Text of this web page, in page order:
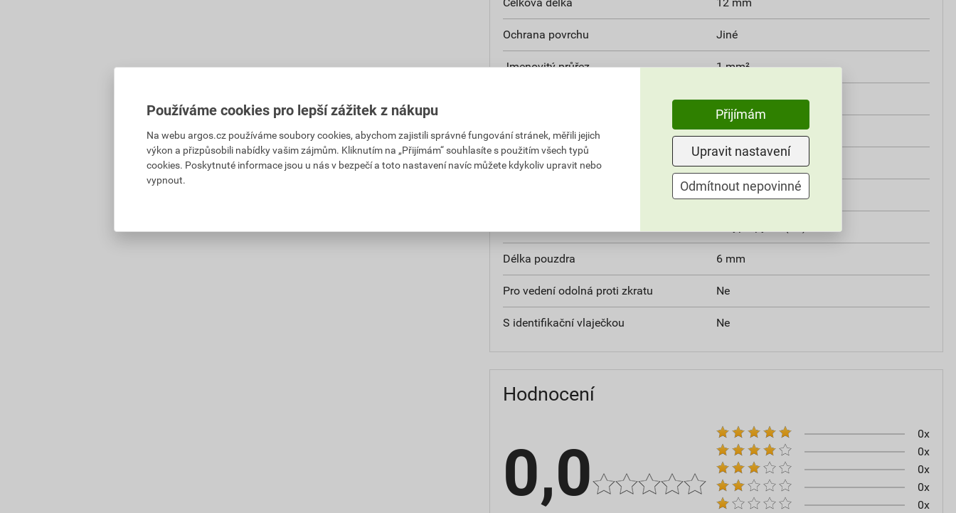
Ochrana povrchu Jiné
Jmenovitý průřez 1 mm²
16
Izolované Ano
Konstrukce
Ne
Délka pouzdra 6 mm
Pro vedení odolná proti zkratu Ne
S identifikační vlaječkou Ne
Hodnocení
0,0
0x
0x
0x
0x
0x
Používáme cookies pro lepší zážitek z nákupu
Na webu argos.cz používáme soubory cookies, abychom zajistili správné fungování stránek, měřili jejich
výkon a přizpůsobili nabídky vašim zájmům. Kliknutím na „Přijímám“ souhlasíte s použitím všech typů
cookies. Poskytnuté informace jsou u nás v bezpečí a toto nastavení navíc můžete kdykoliv upravit nebo
vypnout.
Přijímám
Upravit nastavení
Odmítnout nepovinné